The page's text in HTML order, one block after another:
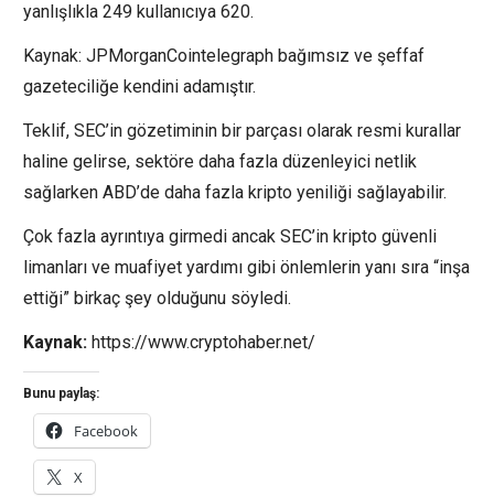
yanlışlıkla 249 kullanıcıya 620.
Kaynak: JPMorganCointelegraph bağımsız ve şeffaf
gazeteciliğe kendini adamıştır.
Teklif, SEC’in gözetiminin bir parçası olarak resmi kurallar
haline gelirse, sektöre daha fazla düzenleyici netlik
sağlarken ABD’de daha fazla kripto yeniliği sağlayabilir.
Çok fazla ayrıntıya girmedi ancak SEC’in kripto güvenli
limanları ve muafiyet yardımı gibi önlemlerin yanı sıra “inşa
ettiği” birkaç şey olduğunu söyledi.
Kaynak: https://www.cryptohaber.net/
Bunu paylaş:
Facebook
X